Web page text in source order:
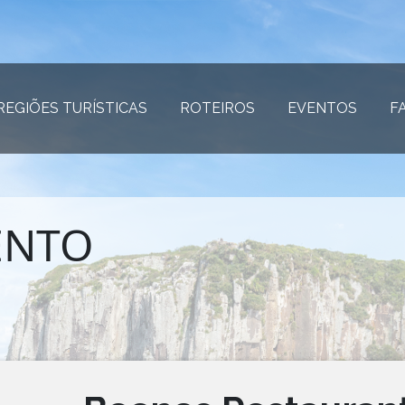
TURÍSTICAS (página atual)
ROTEIROS (página atual)
EVENTOS